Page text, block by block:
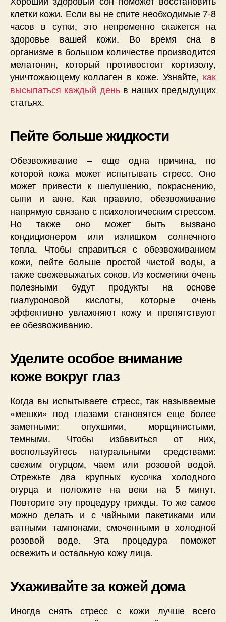
клетки кожи. Если вы не спите необходимые 7-8
часов в сутки, это непременно скажется на
здоровье вашей кожи. Во время сна в
организме в большом количестве производится
мелатонин, который противостоит кортизолу,
уничтожающему коллаген в коже. Узнайте, как
высыпаться каждый деньв наших предыдущих
статьях.
Пейте больше жидкости
Обезвоживание – еще одна причина, по
которой кожа может испытывать стресс. Оно
может привести к шелушению, покраснению,
сыпи и акне. Как правило, обезвоживание
напрямую связано с психологическим стрессом.
Но также оно может быть вызвано
кондиционером или излишком солнечного
тепла. Чтобы справиться с обезвоживанием
кожи, пейте больше простой чистой воды, а
также свежевыжатых соков. Из косметики очень
полезными будут продукты на основе
гиалуроновой кислоты, которые очень
эффективно увлажняют кожу и препятствуют
ее обезвоживанию.
Уделите особое внимание
коже вокруг глаз
Когда вы испытываете стресс, так называемые
«мешки» под глазами становятся еще более
заметными: опухшими, морщинистыми,
темными. Чтобы избавиться от них,
воспользуйтесь натуральными средствами:
свежим огурцом, чаем или розовой водой.
Отрежьте два крупных кусочка холодного
огурца и положите на веки на 5 минут.
Повторите эту процедуру трижды. То же самое
можно делать и с чайными пакетиками или
ватными тампонами, смоченными в холодной
розовой воде. Эта процедура поможет
освежить и остальную кожу лица.
Ухаживайте за кожей дома
Иногда снять стресс с кожи лучше всего